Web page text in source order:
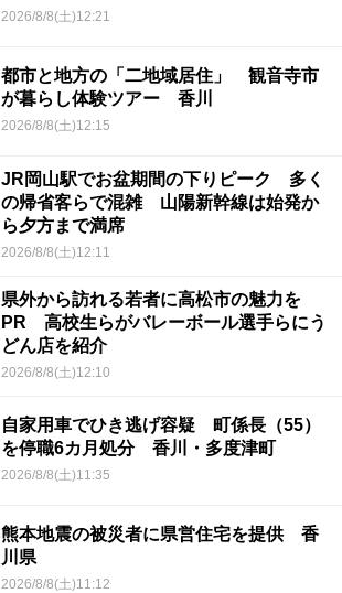
2026/8/8(土)12:21
都市と地方の「二地域居住」 観音寺市
が暮らし体験ツアー 香川
2026/8/8(土)12:15
JR岡山駅でお盆期間の下りピーク 多く
の帰省客らで混雑 山陽新幹線は始発か
ら夕方まで満席
2026/8/8(土)12:11
県外から訪れる若者に高松市の魅力を
PR 高校生らがバレーボール選手らにう
どん店を紹介
2026/8/8(土)12:10
自家用車でひき逃げ容疑 町係長（55）
を停職6カ月処分 香川・多度津町
2026/8/8(土)11:35
熊本地震の被災者に県営住宅を提供 香
川県
2026/8/8(土)11:12